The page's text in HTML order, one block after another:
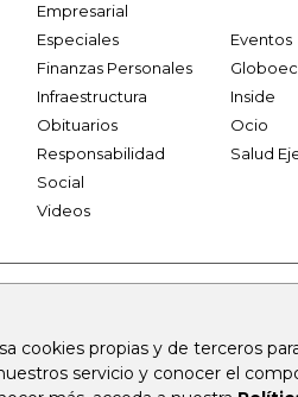
cookies propias y de terceros
servicio y conocer el
Empresarial
Especiales
Eventos
Finanzas Personales
Infraestructura
Inside
Obituarios
Ocio
Responsabilidad
Social
Salud
Videos
canalrcn.com rcnradio.com